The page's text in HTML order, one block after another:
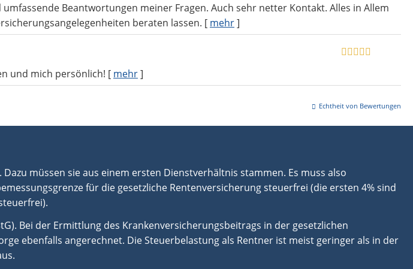
Beantwortungen meiner Fragen. Auch sehr netter Kontakt. Alles in Allem
beraten lassen. [ mehr]
und mich persönlich! [ mehr]
Echtheit von Bewertungen
müssen sie aus einem ersten Dienstverhältnis stammen. Es muss also
für die gesetzliche Rentenversicherung steuerfrei (die ersten 4% sind
Bei der Ermittlung des Krankenversicherungsbeitrags in der gesetzlichen
ebenfalls angerechnet. Die Steuerbelastung als Rentner ist meist geringer als in der